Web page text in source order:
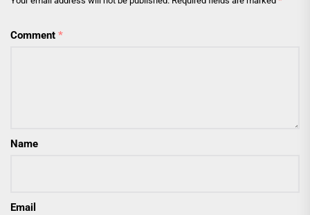
Comment *
Name
Email